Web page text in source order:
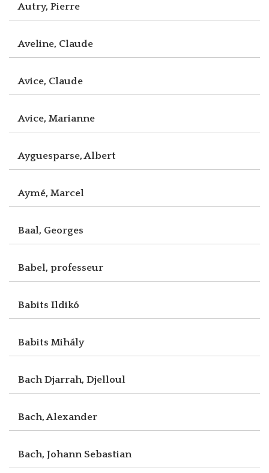
Autry, Pierre
Aveline, Claude
Avice, Claude
Avice, Marianne
Ayguesparse, Albert
Aymé, Marcel
Baal, Georges
Babel, professeur
Babits Ildikó
Babits Mihály
Bach Djarrah, Djelloul
Bach, Alexander
Bach, Johann Sebastian